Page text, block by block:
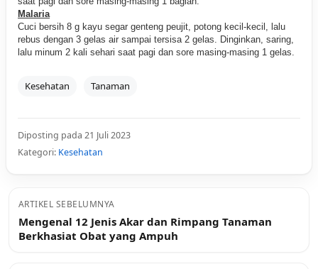
Malaria
Cuci bersih 8 g kayu segar genteng peujit, potong kecil-kecil, lalu
rebus dengan 3 gelas air sampai tersisa 2 gelas. Dinginkan, saring,
lalu minum 2 kali sehari saat pagi dan sore masing-masing 1 gelas.
Kesehatan Tanaman
Diposting pada 21 Juli 2023
Kategori: Kesehatan
ARTIKEL SEBELUMNYA
Mengenal 12 Jenis Akar dan Rimpang Tanaman
Berkhasiat Obat yang Ampuh